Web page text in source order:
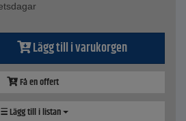
Lägg till i varukorgen
Få en offert
Lägg till i listan